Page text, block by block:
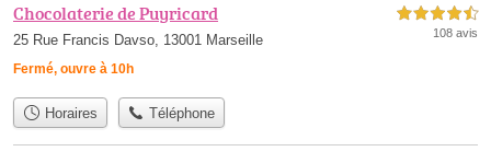
Chocolaterie de Puyricard
25 Rue Francis Davso, 13001 Marseille
Fermé, ouvre à 10h
4,5 étoiles sur 5
108 avis
Horaires Téléphone